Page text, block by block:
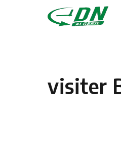
Skip to content
visiter